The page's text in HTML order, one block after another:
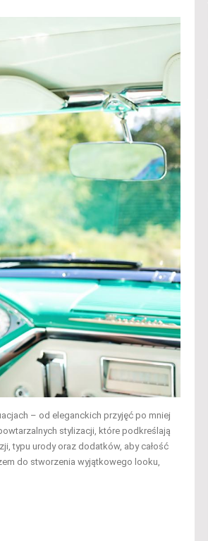
– od eleganckich przyjęć po mniej
stylizacji, które podkreślają
typu urody oraz dodatków, aby całość
do stworzenia wyjątkowego looku,